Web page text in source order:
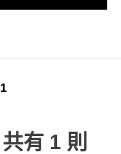
1
共有 1 則